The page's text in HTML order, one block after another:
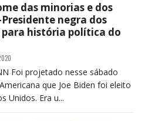
das minorias e dos
negra dos
para história política do
Foi projetado nesse sábado
que Joe Biden foi eleito
Unidos. Era u...